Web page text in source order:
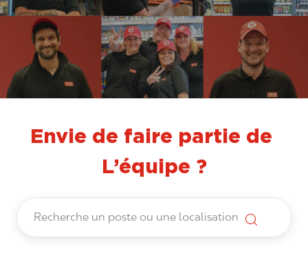
Envie de faire partie de
L’équipe ?